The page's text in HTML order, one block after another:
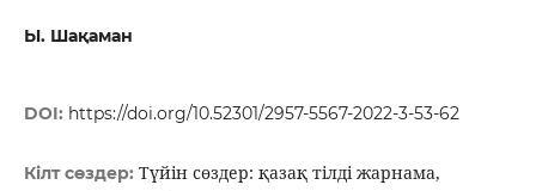
Ы. Шақаман
DOI: https://doi.org/10.52301/2957-5567-2022-3-53-62
Кілт сөздер: Түйін сөздер: қазақ тілді жарнама,